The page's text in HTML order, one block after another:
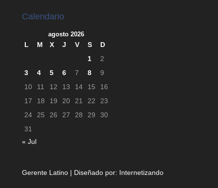
Calendario
agosto 2026
L M X J V S
D
1
2
3
4 5 6 7 8
9
10
11 12 13 14 15
16
17
18 19 20 21 22
23
24
25 26 27 28 29
30
31
« Jul
Gerente Latino | Diseñado por: Internetizando